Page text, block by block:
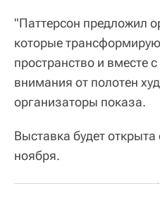
"Паттерсон предложил
которые
пространство и вместе
внимания от полотен
организаторы показа.
Выставка будет
ноября.